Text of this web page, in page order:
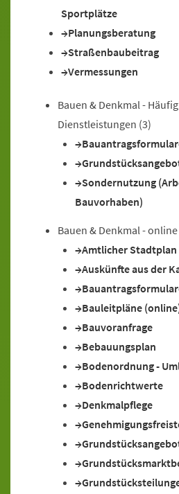
Sportplätze
Planungsberatung
Straßenbaubeitrag
Vermessungen
Bauen & Denkmal -
Dienstleistungen (3)
Sondernutzung
Bauvorhaben)
Bauen & Denkmal - online
Amtlicher Stadtplan
Auskünfte aus der
Bauleitpläne
Bauvoranfrage
Bebauungsplan
Bodenordnung -
Bodenrichtwerte
Denkmalpflege